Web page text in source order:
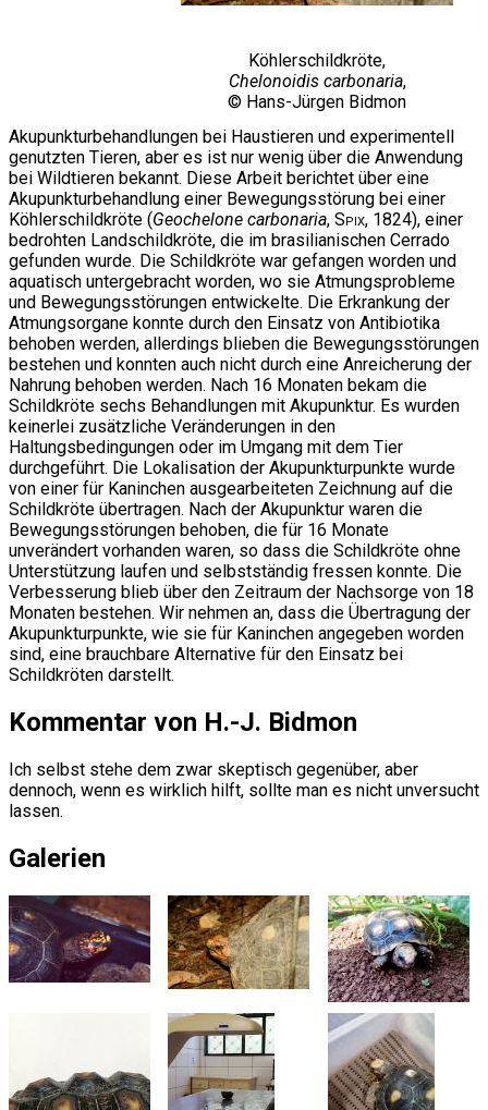
Köhlerschildkröte,
Chelonoidis carbonaria,
© Hans-Jürgen Bidmon
Akupunkturbehandlungen bei Haustieren und experimentell
genutzten Tieren, aber es ist nur wenig über die Anwendung
bei Wildtieren bekannt. Diese Arbeit berichtet über eine
Akupunkturbehandlung einer Bewegungsstörung bei einer
Köhlerschildkröte (Geochelone carbonaria, Spix, 1824), einer
bedrohten Landschildkröte, die im brasilianischen Cerrado
gefunden wurde. Die Schildkröte war gefangen worden und
aquatisch untergebracht worden, wo sie Atmungsprobleme
und Bewegungsstörungen entwickelte. Die Erkrankung der
Atmungsorgane konnte durch den Einsatz von Antibiotika
behoben werden, allerdings blieben die Bewegungsstörungen
bestehen und konnten auch nicht durch eine Anreicherung der
Nahrung behoben werden. Nach 16 Monaten bekam die
Schildkröte sechs Behandlungen mit Akupunktur. Es wurden
keinerlei zusätzliche Veränderungen in den
Haltungsbedingungen oder im Umgang mit dem Tier
durchgeführt. Die Lokalisation der Akupunkturpunkte wurde
von einer für Kaninchen ausgearbeiteten Zeichnung auf die
Schildkröte übertragen. Nach der Akupunktur waren die
Bewegungsstörungen behoben, die für 16 Monate
unverändert vorhanden waren, so dass die Schildkröte ohne
Unterstützung laufen und selbstständig fressen konnte. Die
Verbesserung blieb über den Zeitraum der Nachsorge von 18
Monaten bestehen. Wir nehmen an, dass die Übertragung der
Akupunkturpunkte, wie sie für Kaninchen angegeben worden
sind, eine brauchbare Alternative für den Einsatz bei
Schildkröten darstellt.
Kommentar von H.-J. Bidmon
Ich selbst stehe dem zwar skeptisch gegenüber, aber
dennoch, wenn es wirklich hilft, sollte man es nicht unversucht
lassen.
Galerien